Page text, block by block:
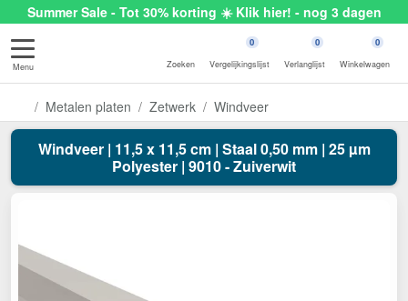
Summer Sale - Tot 30% korting ☀️ Klik hier! - nog 3 dagen
Menu Zoeken
0
Vergelijkingslijst
0
Verlanglijst
0
Winkelwagen
Metalen platen Zetwerk Windveer
Windveer | 11,5 x 11,5 cm | Staal 0,50 mm | 25 µm
Polyester | 9010 - Zuiverwit